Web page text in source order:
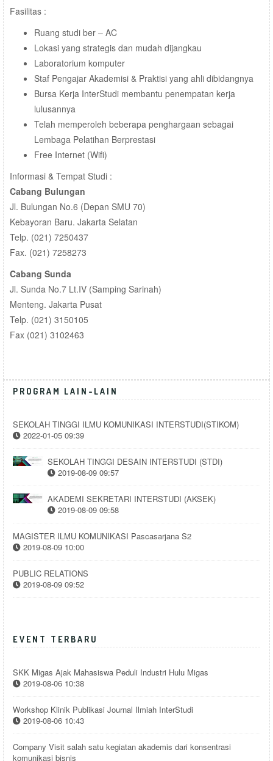
Fasilitas :
Ruang studi ber – AC
Lokasi yang strategis dan mudah dijangkau
Laboratorium komputer
Staf Pengajar Akademisi & Praktisi yang ahli dibidangnya
Bursa Kerja InterStudi membantu penempatan kerja
lulusannya
Telah memperoleh beberapa penghargaan sebagai
Lembaga Pelatihan Berprestasi
Free Internet (Wifi)
Informasi & Tempat Studi :
Cabang Bulungan
Jl. Bulungan No.6 (Depan SMU 70)
Kebayoran Baru. Jakarta Selatan
Telp. (021) 7250437
Fax. (021) 7258273
Cabang Sunda
Jl. Sunda No.7 Lt.IV (Samping Sarinah)
Menteng. Jakarta Pusat
Telp. (021) 3150105
Fax (021) 3102463
PROGRAM LAIN-LAIN
SEKOLAH TINGGI ILMU KOMUNIKASI INTERSTUDI(STIKOM)
2022-01-05 09:39
SEKOLAH TINGGI DESAIN INTERSTUDI (STDI)
2019-08-09 09:57
AKADEMI SEKRETARI INTERSTUDI (AKSEK)
2019-08-09 09:58
MAGISTER ILMU KOMUNIKASI Pascasarjana S2
2019-08-09 10:00
PUBLIC RELATIONS
2019-08-09 09:52
EVENT TERBARU
SKK Migas Ajak Mahasiswa Peduli Industri Hulu Migas
2019-08-06 10:38
Workshop Klinik Publikasi Journal Ilmiah InterStudi
2019-08-06 10:43
Company Visit salah satu kegiatan akademis dari konsentrasi
komunikasi bisnis